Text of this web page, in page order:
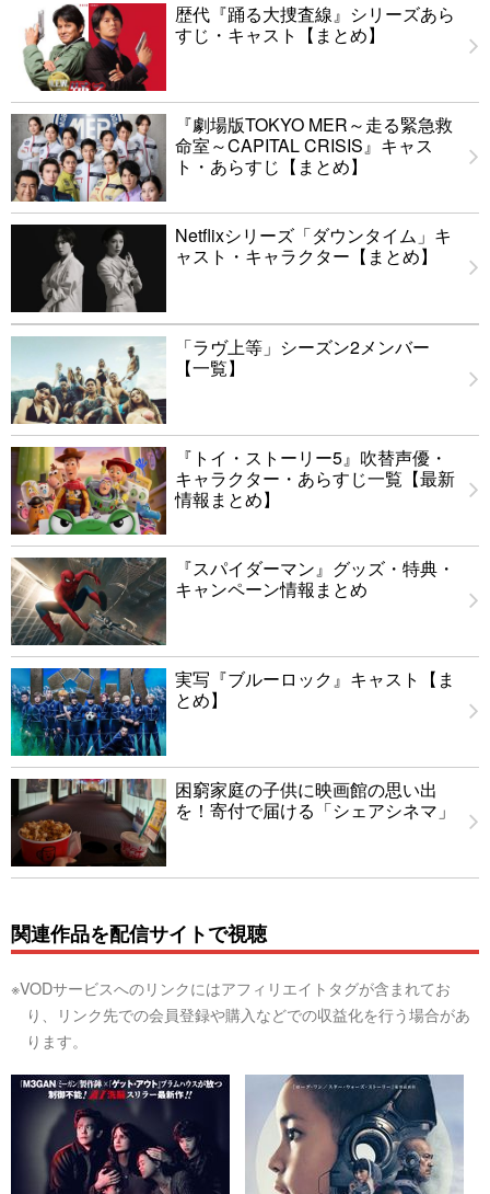
歴代『踊る大捜査線』シリーズあら
すじ・キャスト【まとめ】
『劇場版TOKYO MER～走る緊急救
命室～CAPITAL CRISIS』キャス
ト・あらすじ【まとめ】
Netflixシリーズ「ダウンタイム」キ
ャスト・キャラクター【まとめ】
「ラヴ上等」シーズン2メンバー
【一覧】
『トイ・ストーリー5』吹替声優・
キャラクター・あらすじ一覧【最新
情報まとめ】
『スパイダーマン』グッズ・特典・
キャンペーン情報まとめ
実写『ブルーロック』キャスト【ま
とめ】
困窮家庭の子供に映画館の思い出
を！寄付で届ける「シェアシネマ」
関連作品を配信サイトで視聴
※VODサービスへのリンクにはアフィリエイトタグが含まれてお
り、リンク先での会員登録や購入などでの収益化を行う場合があ
ります。